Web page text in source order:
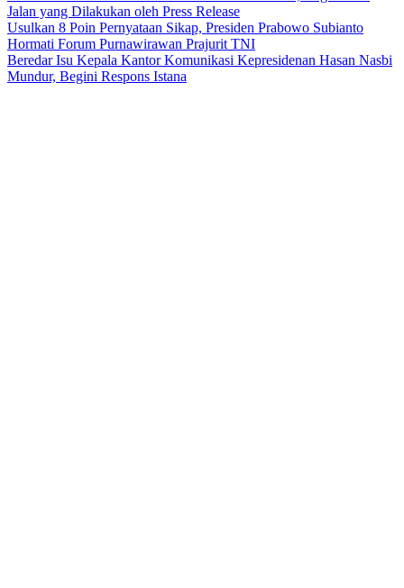
Jalan yang Dilakukan oleh Press Release
Usulkan 8 Poin Pernyataan Sikap, Presiden Prabowo Subianto
Hormati Forum Purnawirawan Prajurit TNI
Beredar Isu Kepala Kantor Komunikasi Kepresidenan Hasan Nasbi
Mundur, Begini Respons Istana